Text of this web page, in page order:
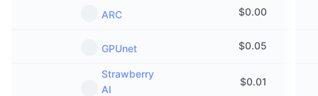
ARC $0.00
GPUnet $0.05
Strawberry
AI
$0.01